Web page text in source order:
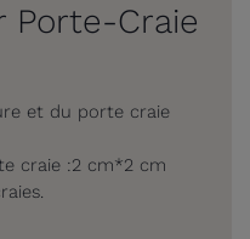
Porte-Craie
et du porte craie
craie :2 cm*2 cm